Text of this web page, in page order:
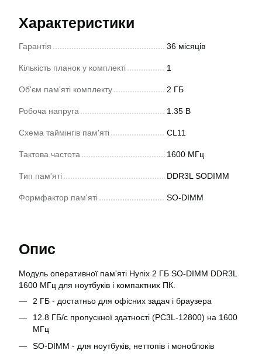
Характеристики
Гарантія 36 місяців
Кількість планок у комплекті 1
Об'єм пам'яті комплекту 2 ГБ
Робоча напруга 1.35 В
Схема таймінгів пам'яті CL11
Тактова частота 1600 МГц
Тип пам'яті DDR3L SODIMM
Формфактор пам'яті SO-DIMM
Опис
Модуль оперативної пам'яті Hynix 2 ГБ SO-DIMM DDR3L
1600 МГц для ноутбуків і компактних ПК.
2 ГБ - достатньо для офісних задач і браузера
12.8 ГБ/с пропускної здатності (PC3L-12800) на 1600
МГц
SO-DIMM - для ноутбуків, неттопів і моноблоків